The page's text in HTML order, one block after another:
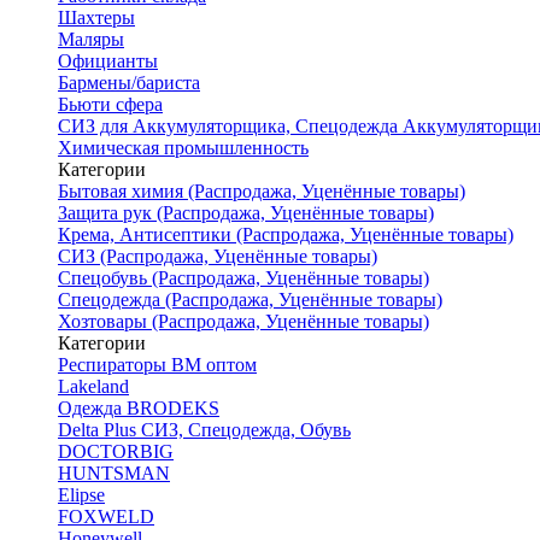
Шахтеры
Маляры
Официанты
Бармены/бариста
Бьюти сфера
СИЗ для Аккумуляторщика, Спецодежда
Химическая промышленность
Категории
Бытовая химия (Распродажа, Уценённые товары)
Защита рук (Распродажа, Уценённые товары)
Крема, Антисептики (Распродажа, Уценённые товары)
СИЗ (Распродажа, Уценённые товары)
Спецобувь (Распродажа, Уценённые товары)
Спецодежда (Распродажа, Уценённые товары)
Хозтовары (Распродажа, Уценённые товары)
Категории
Респираторы ВМ оптом
Lakeland
Одежда BRODEKS
Delta Plus СИЗ, Спецодежда, Обувь
DOCTORBIG
HUNTSMAN
Elipse
FOXWELD